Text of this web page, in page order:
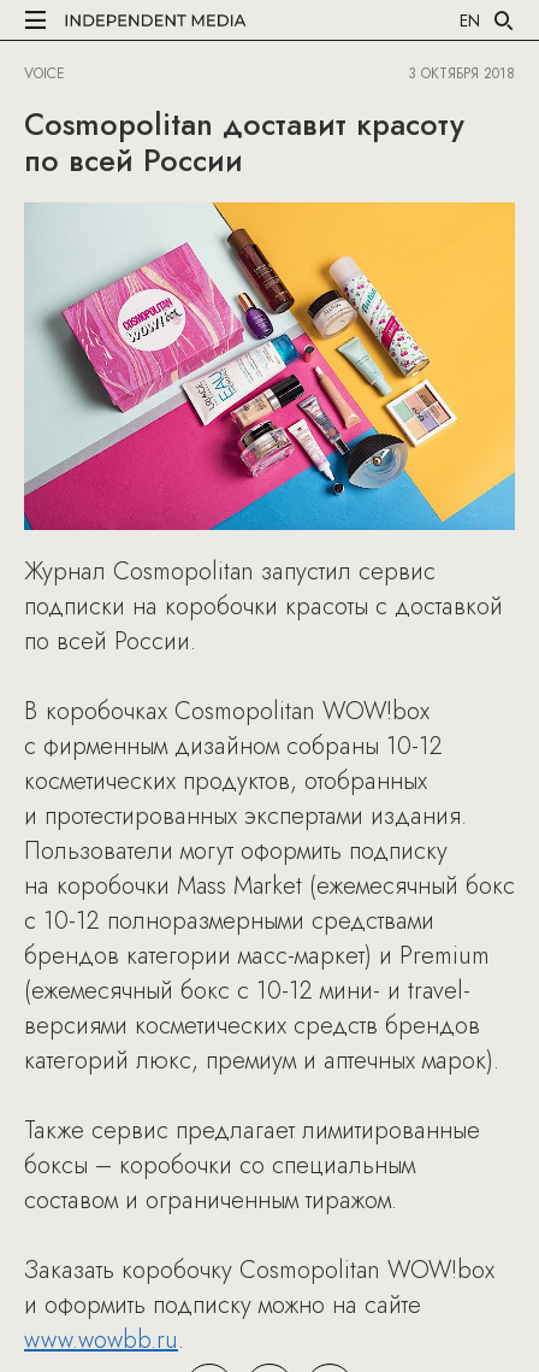
EN
VOICE 3 ОКТЯБРЯ 2018
Cosmopolitan доставит красоту
по всей России
Журнал Cosmopolitan запустил сервис
подписки на коробочки красоты с доставкой
по всей России.
В коробочках Cosmopolitan WOW!box
с фирменным дизайном собраны 10-12
косметических продуктов, отобранных
и протестированных экспертами издания.
Пользователи могут оформить подписку
на коробочки Mass Market (ежемесячный бокс
с 10-12 полноразмерными средствами
брендов категории масс-маркет) и Premium
(ежемесячный бокс с 10-12 мини- и travel-
версиями косметических средств брендов
категорий люкс, премиум и аптечных марок).
Также сервис предлагает лимитированные
боксы – коробочки со специальным
составом и ограниченным тиражом.
Заказать коробочку Cosmopolitan WOW!box
и оформить подписку можно на сайте
www.wowbb.ru.